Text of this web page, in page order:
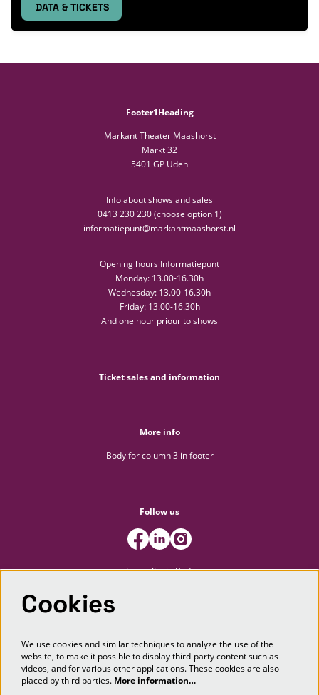
DATA & TICKETS
Footer1Heading
Markant Theater Maashorst
Markt 32
5401 GP Uden
Info about shows and sales
0413 230 230 (choose option 1)
informatiepunt@markantmaashorst.nl
Opening hours Informatiepunt
Monday: 13.00-16.30h
Wednesday: 13.00-16.30h
Friday: 13.00-16.30h
And one hour priour to shows
Ticket sales and information
More info
Body for column 3 in footer
Follow us
FooterSocialBody
SIGN UP
Cookies
We use cookies and similar techniques to analyze the use of the
website, to make it possible to display third-party content such as
videos, and for various other applications. These cookies are also
placed by third parties. More information…